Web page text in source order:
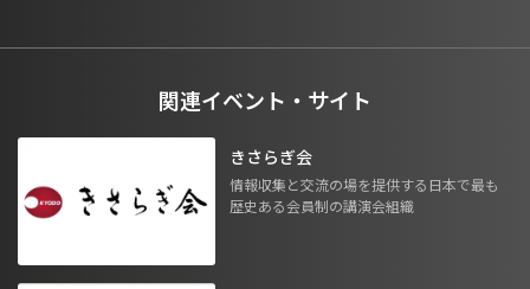
関連イベント・サイト
きさらぎ会
情報収集と交流の場を提供する日本で最も
歴史ある会員制の講演会組織